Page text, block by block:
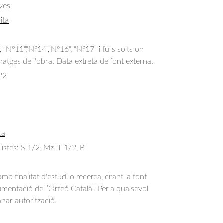
"Nº11","Nº14","Nº16", "Nº17" i fulls solts on
de l'obra. Data extreta de font externa.
S 1/2, Mz, T 1/2, B
finalitat d'estudi o recerca, citant la font
de l’Orfeó Català". Per a qualsevol
autorització.